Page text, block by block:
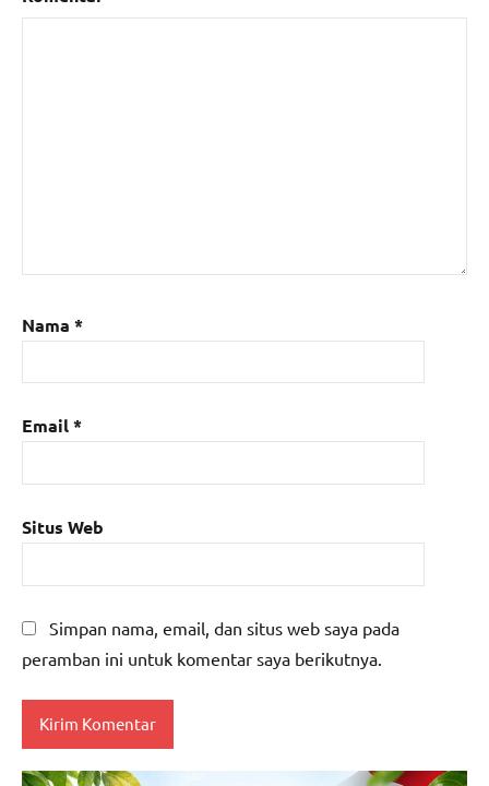
Nama *
Email*
Situs Web
Simpan nama, email, dan situs web saya pada
peramban ini untuk komentar saya berikutnya.